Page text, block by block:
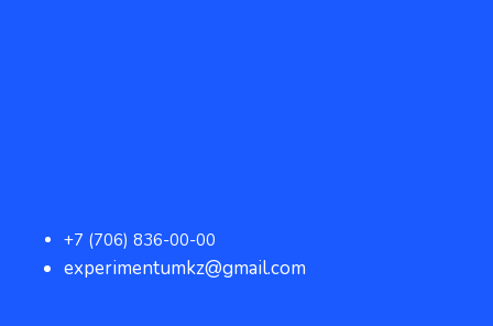
+7 (706) 836-00-00
experimentumkz@gmail.com